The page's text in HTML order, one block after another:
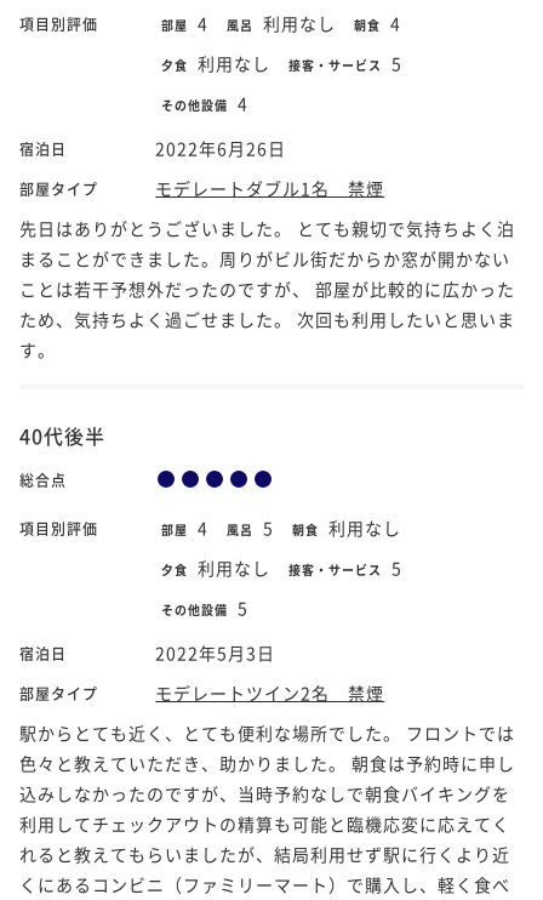
項目別評価 部屋 4 風呂 利用なし 朝食 4
夕食 利用なし 接客・サービス 5
その他設備 4
宿泊日 2022年6月26日
部屋タイプ
モデレートダブル1名 禁煙
先日はありがとうございました。 とても親切で気持ちよく泊
まることができました。周りがビル街だからか窓が開かない
ことは若干予想外だったのですが、 部屋が比較的に広かった
ため、気持ちよく過ごせました。 次回も利用したいと思いま
す。
40代後半
総合点
項目別評価 部屋 4 風呂 5 朝食 利用なし
夕食 利用なし 接客・サービス 5
その他設備 5
宿泊日 2022年5月3日
部屋タイプ
モデレートツイン2名 禁煙
駅からとても近く、とても便利な場所でした。 フロントでは
色々と教えていただき、助かりました。 朝食は予約時に申し
込みしなかったのですが、当時予約なしで朝食バイキングを
利用してチェックアウトの精算も可能と臨機応変に応えてく
れると教えてもらいましたが、結局利用せず駅に行くより近
くにあるコンビニ（ファミリーマート）で購入し、軽く食べ